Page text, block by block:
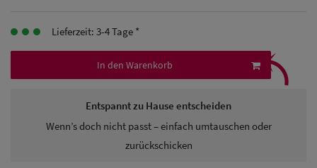
Sonnenschilder
Herren
Lieferzeit: 3-4 Tage *
In den Warenkorb
Entspannt zu Hause entscheiden
Wenn’s doch nicht passt – einfach umtauschen oder
zurückschicken
⤹